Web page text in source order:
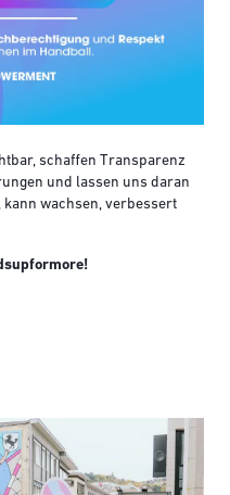
schaffen Transparenz
und lassen uns daran
kann wachsen, verbessert